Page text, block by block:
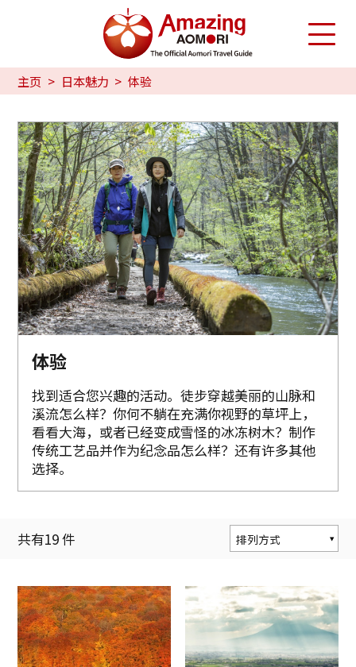
主页 日本魅力 体验
体验
找到适合您兴趣的活动。徒步穿越美丽的山脉和
溪流怎么样？你何不躺在充满你视野的草坪上，
看看大海，或者已经变成雪怪的冰冻树木？制作
传统工艺品并作为纪念品怎么样？还有许多其他
选择。
共有19件
排列方式
按更新顺序排序
按与当前位置的距
离排序